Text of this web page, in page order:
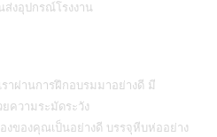
ส่งอุปกรณ์โรงงาน
าผ่านการฝึกอบรมมาอย่างดี มี
ความระมัดระวัง
งของคุณเป็นอย่างดี บรรจุหีบห่ออย่าง